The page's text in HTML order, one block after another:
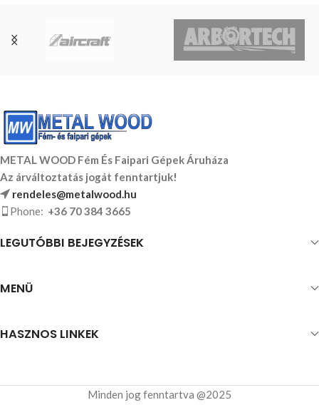
METAL WOOD Fém És Faipari Gépek Áruháza
Az árváltoztatás jogát fenntartjuk!
rendeles@metalwood.hu
Phone: +36 70 384 3665
LEGUTÓBBI BEJEGYZÉSEK
MENÜ
HASZNOS LINKEK
Minden jog fenntartva @2025